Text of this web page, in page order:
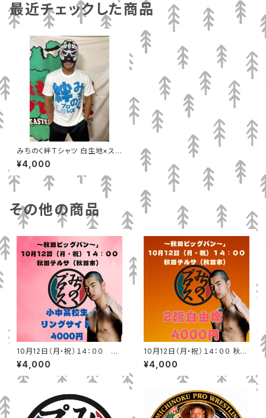
最近チェックした商品
みちのく絆Tシャツ 白生地×スカ
イブルー
¥4,000
その他の商品
10月12日（月・祝）１４：００ 秋
田テルサ（秋田市）小中高校生リ
ングサイド
¥4,000
10月12日（月・祝）１４：００ 秋田
テルサ（秋田市）2階自由席
¥4,000